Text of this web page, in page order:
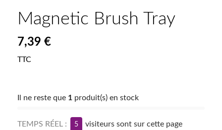
Magnetic Brush Tray
7,39 €
TTC
Il ne reste que 1 produit(s) en stock
TEMPS RÉEL : 5 visiteurs sont sur cette page